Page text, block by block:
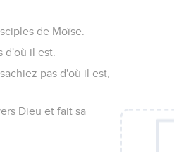
de Moïse.
d'où il est.
pas d'où il est,
Dieu et fait sa